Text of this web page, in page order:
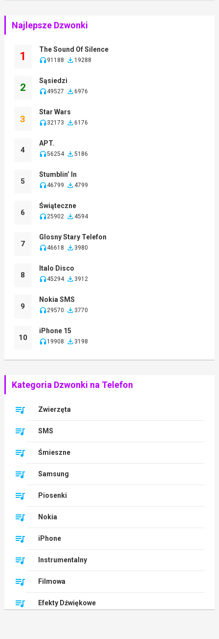
Najlepsze Dzwonki
1
The Sound Of Silence
91188 19288
2
Sąsiedzi
49527 6976
3
Star Wars
32173 6176
4
APT.
56254 5186
5
Stumblin’ In
46799 4799
6
Świąteczne
25902 4594
7
Glosny Stary Telefon
46618 3980
8
Italo Disco
45294 3912
9
Nokia SMS
29570 3770
10
iPhone 15
19908 3198
Kategoria Dzwonki na Telefon
Zwierzęta
SMS
Śmieszne
Samsung
Piosenki
Nokia
iPhone
Instrumentalny
Filmowa
Efekty Dźwiękowe